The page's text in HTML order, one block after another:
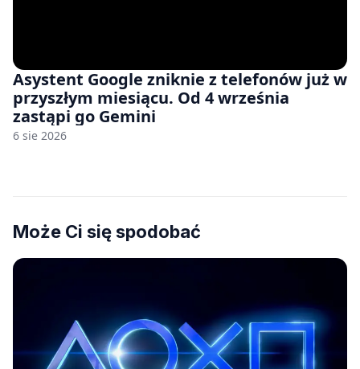
Asystent Google zniknie z telefonów już w
przyszłym miesiącu. Od 4 września
zastąpi go Gemini
6 sie 2026
Może Ci się spodobać